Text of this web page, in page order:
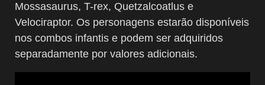
Mossasaurus, T-rex, Quetzalcoatlus e
Velociraptor. Os personagens estarão disponíveis
nos combos infantis e podem ser adquiridos
separadamente por valores adicionais.